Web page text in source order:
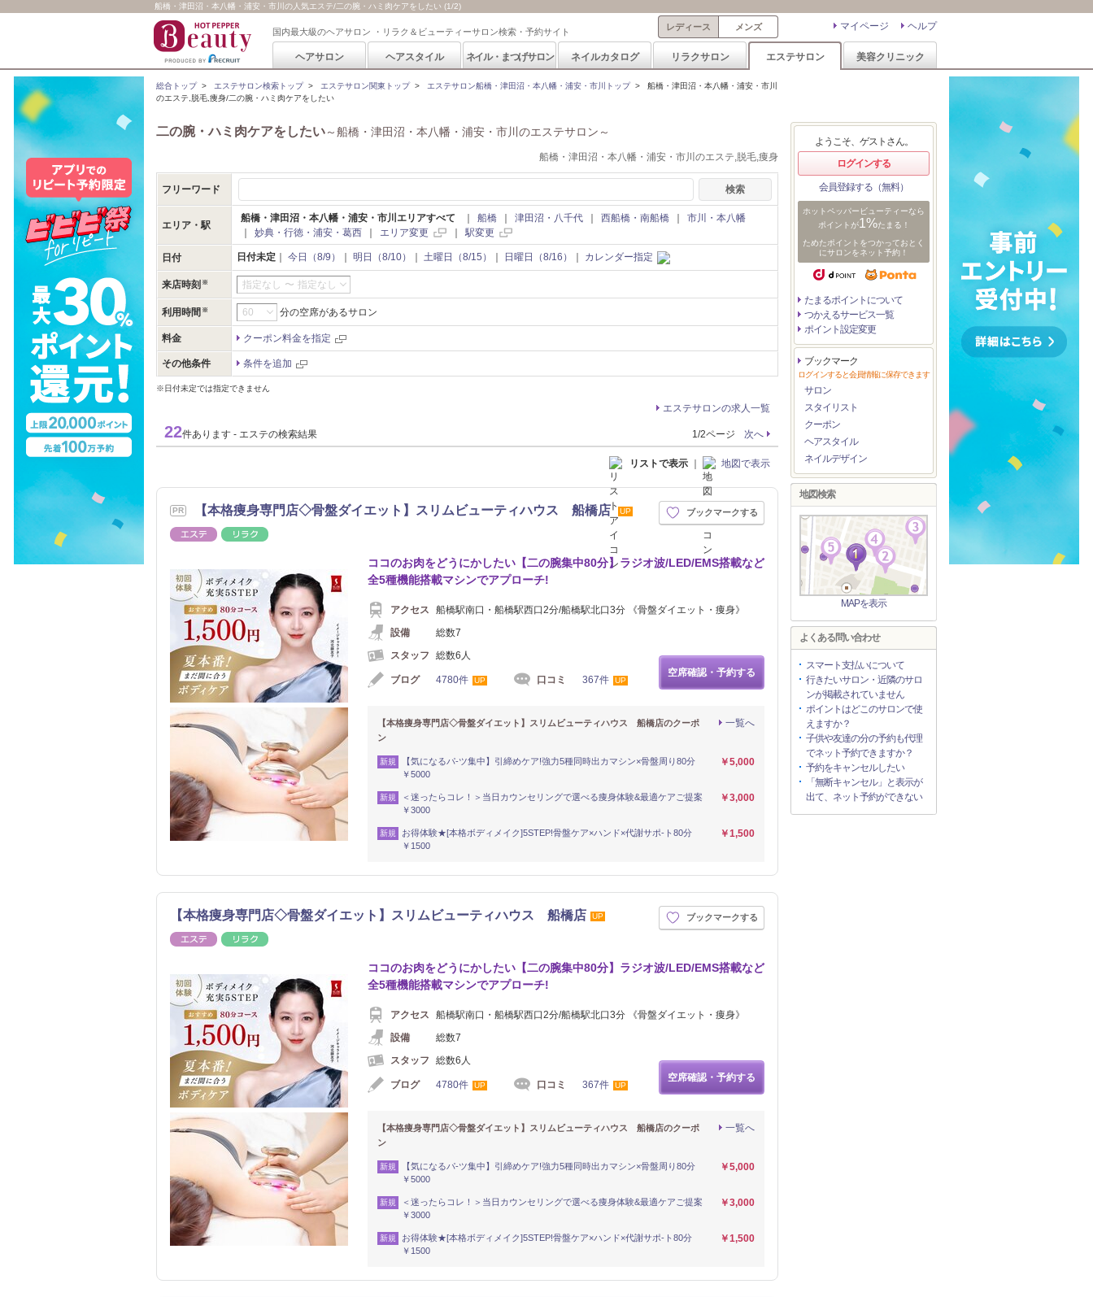
船橋・津田沼・本八幡・浦安・市川の人気エステ/二の腕・ハミ肉ケアをしたい (1/2)
国内最大級のヘアサロン ・リラク＆ビューティーサロン検索・予約サイト ヘルプ
マイページ
レディース メンズ
ヘアサロン ヘアスタイル ネイル・まつげサロン ネイルカタログ リラクサロン エステサロン 美容クリニック
総合トップ> エステサロン検索トップ> エステサロン関東トップ> エステサロン船橋・津田沼・本八幡・浦安・市川トップ> 船橋・津田沼・本八幡・浦安・市川
のエステ,脱毛,痩身/二の腕・ハミ肉ケアをしたい
二の腕・ハミ肉ケアをしたい～船橋・津田沼・本八幡・浦安・市川のエステサロン～
船橋・津田沼・本八幡・浦安・市川のエステ,脱毛,痩身
フリーワード
エリア・駅
船橋・津田沼・本八幡・浦安・市川エリアすべて 船橋 津田沼・八千代 西船橋・南船橋
市川・本八幡
妙典・行徳・浦安・葛西 エリア変更 駅変更
日付 日付未定 今日（8/9） 明日（8/10） 土曜日（8/15） 日曜日（8/16） カレンダー指定
来店時刻 指定なし 〜 指定なし
利用時間 分の空席があるサロン
料金 クーポン料金を指定
その他条件 条件を追加
※日付未定では指定できません
エステサロンの求人一覧
22件あります - エステの検索結果 1/2ページ 次へ
リストで表示 ｜ 地図で表示
【本格痩身専門店◇骨盤ダイエット】スリムビューティハウス 船橋店 UP
エステ
ブックマークする
ココのお肉をどうにかしたい【二の腕集中80分】ラジオ波/LED/EMS搭載など
全5種機能搭載マシンでアプローチ!
アクセス
船橋駅南口・船橋駅西口2分/船橋駅北口3分 《骨盤ダイエット・痩身》
設備
総数7
スタッフ
総数6人
ブログ 4780件 UP 口コミ 367件 UP
空席確認・予約する
一覧へ
【本格痩身専門店◇骨盤ダイエット】スリムビューティハウス 船橋店のクーポ
ン
新規
【気になるパ-ツ集中】引締めケア!強力5種同時出カマシン×骨盤周り80分
￥5000
￥5,000
新規
＜迷ったらコレ！＞当日カウンセリングで選べる痩身体験&最適ケアご提案
￥3000
￥3,000
新規
お得体験★[本格ボディメイク]5STEP!骨盤ケア×ハンド×代謝サポ-ト80分
￥1500
￥1,500
【本格痩身専門店◇骨盤ダイエット】スリムビューティハウス 船橋店 UP
エステ
ブックマークする
ココのお肉をどうにかしたい【二の腕集中80分】ラジオ波/LED/EMS搭載など
全5種機能搭載マシンでアプローチ!
アクセス
船橋駅南口・船橋駅西口2分/船橋駅北口3分 《骨盤ダイエット・痩身》
設備
総数7
スタッフ
総数6人
ブログ 4780件 UP 口コミ 367件 UP
空席確認・予約する
一覧へ
【本格痩身専門店◇骨盤ダイエット】スリムビューティハウス 船橋店のクーポ
ン
新規
【気になるパ-ツ集中】引締めケア!強力5種同時出カマシン×骨盤周り80分
￥5000
￥5,000
新規
＜迷ったらコレ！＞当日カウンセリングで選べる痩身体験&最適ケアご提案
￥3000
￥3,000
新規
お得体験★[本格ボディメイク]5STEP!骨盤ケア×ハンド×代謝サポ-ト80分
￥1500
￥1,500
ようこそ、ゲストさん。
ログインする
会員登録する（無料）
ホットペッパービューティーなら
ポイントが1%たまる！
ためたポイントをつかっておとく
にサロンをネット予約！
たまるポイントについて
つかえるサービス一覧
ポイント設定変更
ブックマーク
ログインすると会員情報に保存できます
サロン
スタイリスト
クーポン
ヘアスタイル
ネイルデザイン
地図検索
MAPを表示
よくある問い合わせ
スマート支払いについて
行きたいサロン・近隣のサロ
ンが掲載されていません
ポイントはどこのサロンで使
えますか？
子供や友達の分の予約も代理
でネット予約できますか？
予約をキャンセルしたい
「無断キャンセル」と表示が
出て、ネット予約ができない